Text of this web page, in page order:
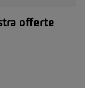
offerte